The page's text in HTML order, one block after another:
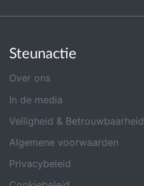
Steunactie
Over ons
In de media
Veiligheid & Betrouwbaarheid
Algemene voorwaarden
Privacybeleid